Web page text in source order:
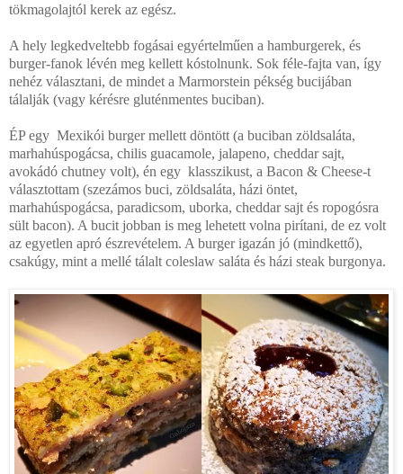
tökmagolajtól kerek az egész.
A hely legkedveltebb fogásai egyértelműen a hamburgerek, és
burger-fanok lévén meg kellett kóstolnunk. Sok féle-fajta van, így
nehéz választani, de mindet a Marmorstein pékség bucijában
tálalják (vagy kérésre gluténmentes buciban).
ÉP egy Mexikói burger mellett döntött (a buciban zöldsaláta,
marhahúspogácsa, chilis guacamole, jalapeno, cheddar sajt,
avokádó chutney volt), én egy klasszikust, a Bacon & Cheese-t
választottam (szezámos buci, zöldsaláta, házi öntet,
marhahúspogácsa, paradicsom, uborka, cheddar sajt és ropogósra
sült bacon). A bucit jobban is meg lehetett volna pirítani, de ez volt
az egyetlen apró észrevételem. A burger igazán jó (mindkettő),
csakúgy, mint a mellé tálalt coleslaw saláta és házi steak burgonya.